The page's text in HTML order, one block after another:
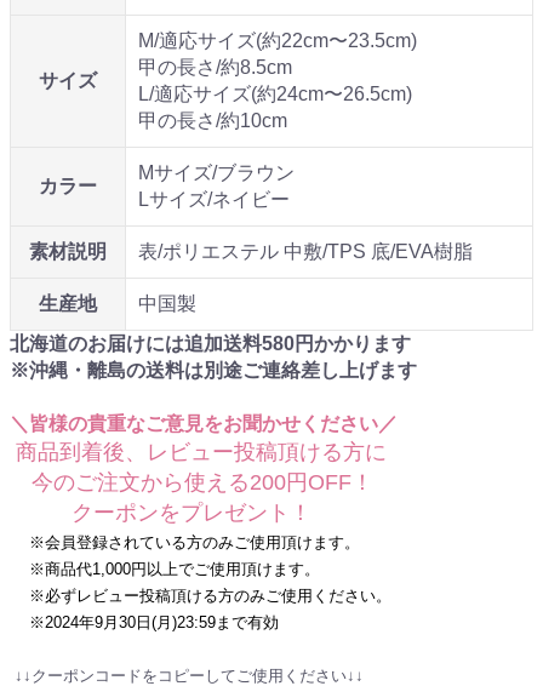
サイズ
M/適応サイズ(約22cm〜23.5cm)
甲の長さ/約8.5cm
L/適応サイズ(約24cm〜26.5cm)
甲の長さ/約10cm
カラー
Mサイズ/ブラウン
Lサイズ/ネイビー
素材説明 表/ポリエステル 中敷/TPS 底/EVA樹脂
生産地
中国製
北海道のお届けには追加送料580円かかります
※沖縄・離島の送料は別途ご連絡差し上げます
＼皆様の貴重なご意見をお聞かせください／
商品到着後、レビュー投稿頂ける方に
今のご注文から使える200円OFF！
クーポンをプレゼント！
※会員登録されている方のみご使用頂けます。
※商品代1,000円以上でご使用頂けます。
※必ずレビュー投稿頂ける方のみご使用ください。
※2024年9月30日(月)23:59まで有効
↓↓クーポンコードをコピーしてご使用ください↓↓